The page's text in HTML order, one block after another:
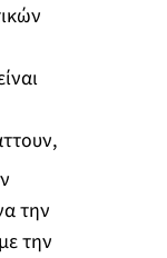
την
την